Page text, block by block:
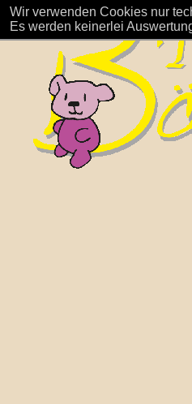
Wir verwenden Cookies nur
Es werden keinerlei